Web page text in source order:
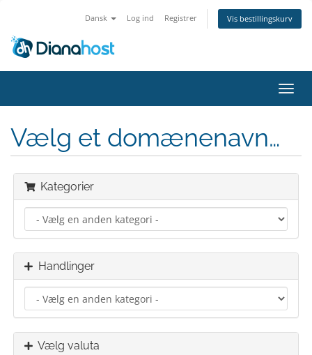
Dansk Log ind Registrer Vis bestillingskurv
Skift
Vælg et domænenavn…
Kategorier
Handlinger
Vælg valuta